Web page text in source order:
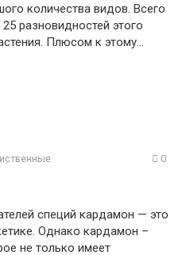
количества видов. Всего
разновидностей этого
Плюсом к этому…
0
специй кардамон — это
Однако кардамон –
не только имеет